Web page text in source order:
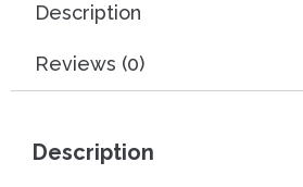
Description
Reviews (0)
Description